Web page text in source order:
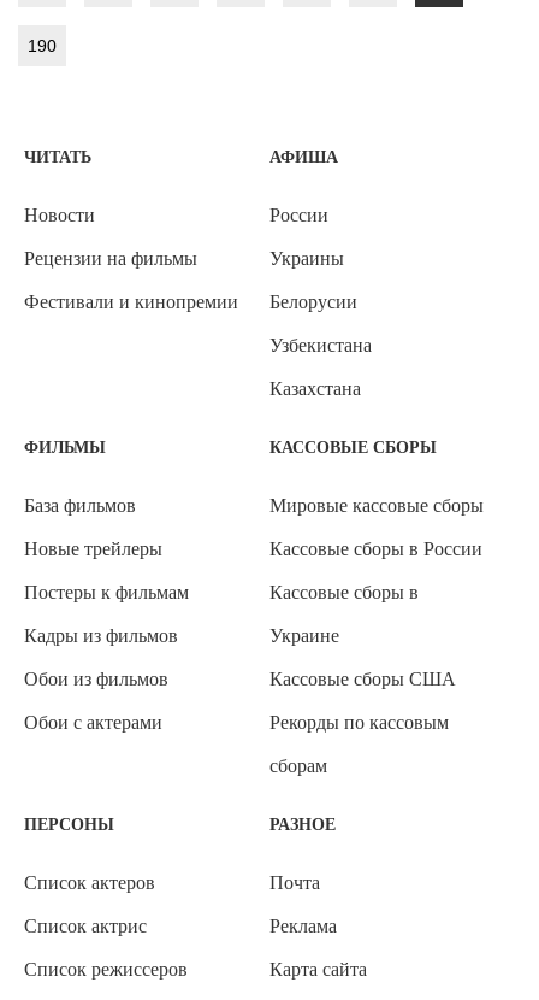
190
ЧИТАТЬ
Новости
Рецензии на фильмы
Фестивали и кинопремии
АФИША
России
Украины
Белорусии
Узбекистана
Казахстана
ФИЛЬМЫ
База фильмов
Новые трейлеры
Постеры к фильмам
Кадры из фильмов
Обои из фильмов
Обои с актерами
КАССОВЫЕ СБОРЫ
Мировые кассовые сборы
Кассовые сборы в России
Кассовые сборы в
Украине
Кассовые сборы США
Рекорды по кассовым
сборам
ПЕРСОНЫ
Список актеров
Список актрис
Список режиссеров
РАЗНОЕ
Почта
Реклама
Карта сайта